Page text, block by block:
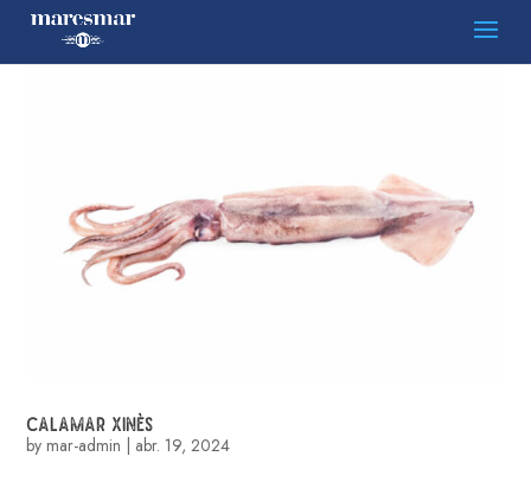
CALAMAR XINÈS
bymar-admin | abr. 19, 2024